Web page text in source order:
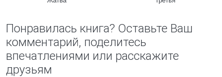
Понравилась книга? Оставьте Ваш
комментарий, поделитесь
впечатлениями или расскажите
друзьям